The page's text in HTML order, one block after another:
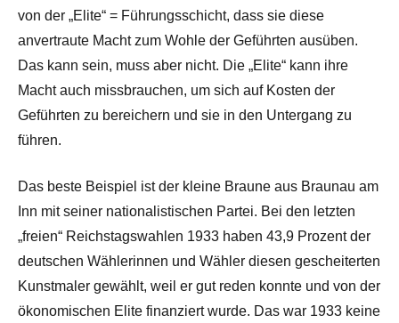
von der „Elite“ = Führungsschicht, dass sie diese
anvertraute Macht zum Wohle der Geführten ausüben.
Das kann sein, muss aber nicht. Die „Elite“ kann ihre
Macht auch missbrauchen, um sich auf Kosten der
Geführten zu bereichern und sie in den Untergang zu
führen.
Das beste Beispiel ist der kleine Braune aus Braunau am
Inn mit seiner nationalistischen Partei. Bei den letzten
„freien“ Reichstagswahlen 1933 haben 43,9 Prozent der
deutschen Wählerinnen und Wähler diesen gescheiterten
Kunstmaler gewählt, weil er gut reden konnte und von der
ökonomischen Elite finanziert wurde. Das war 1933 keine